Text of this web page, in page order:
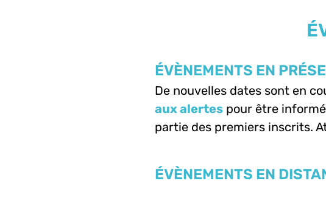
ÉVÈNEMENTS EN
De nouvelles dates sont en
aux alertespour être
partie des premiers inscrits.
ÉVÈNEMENTS EN